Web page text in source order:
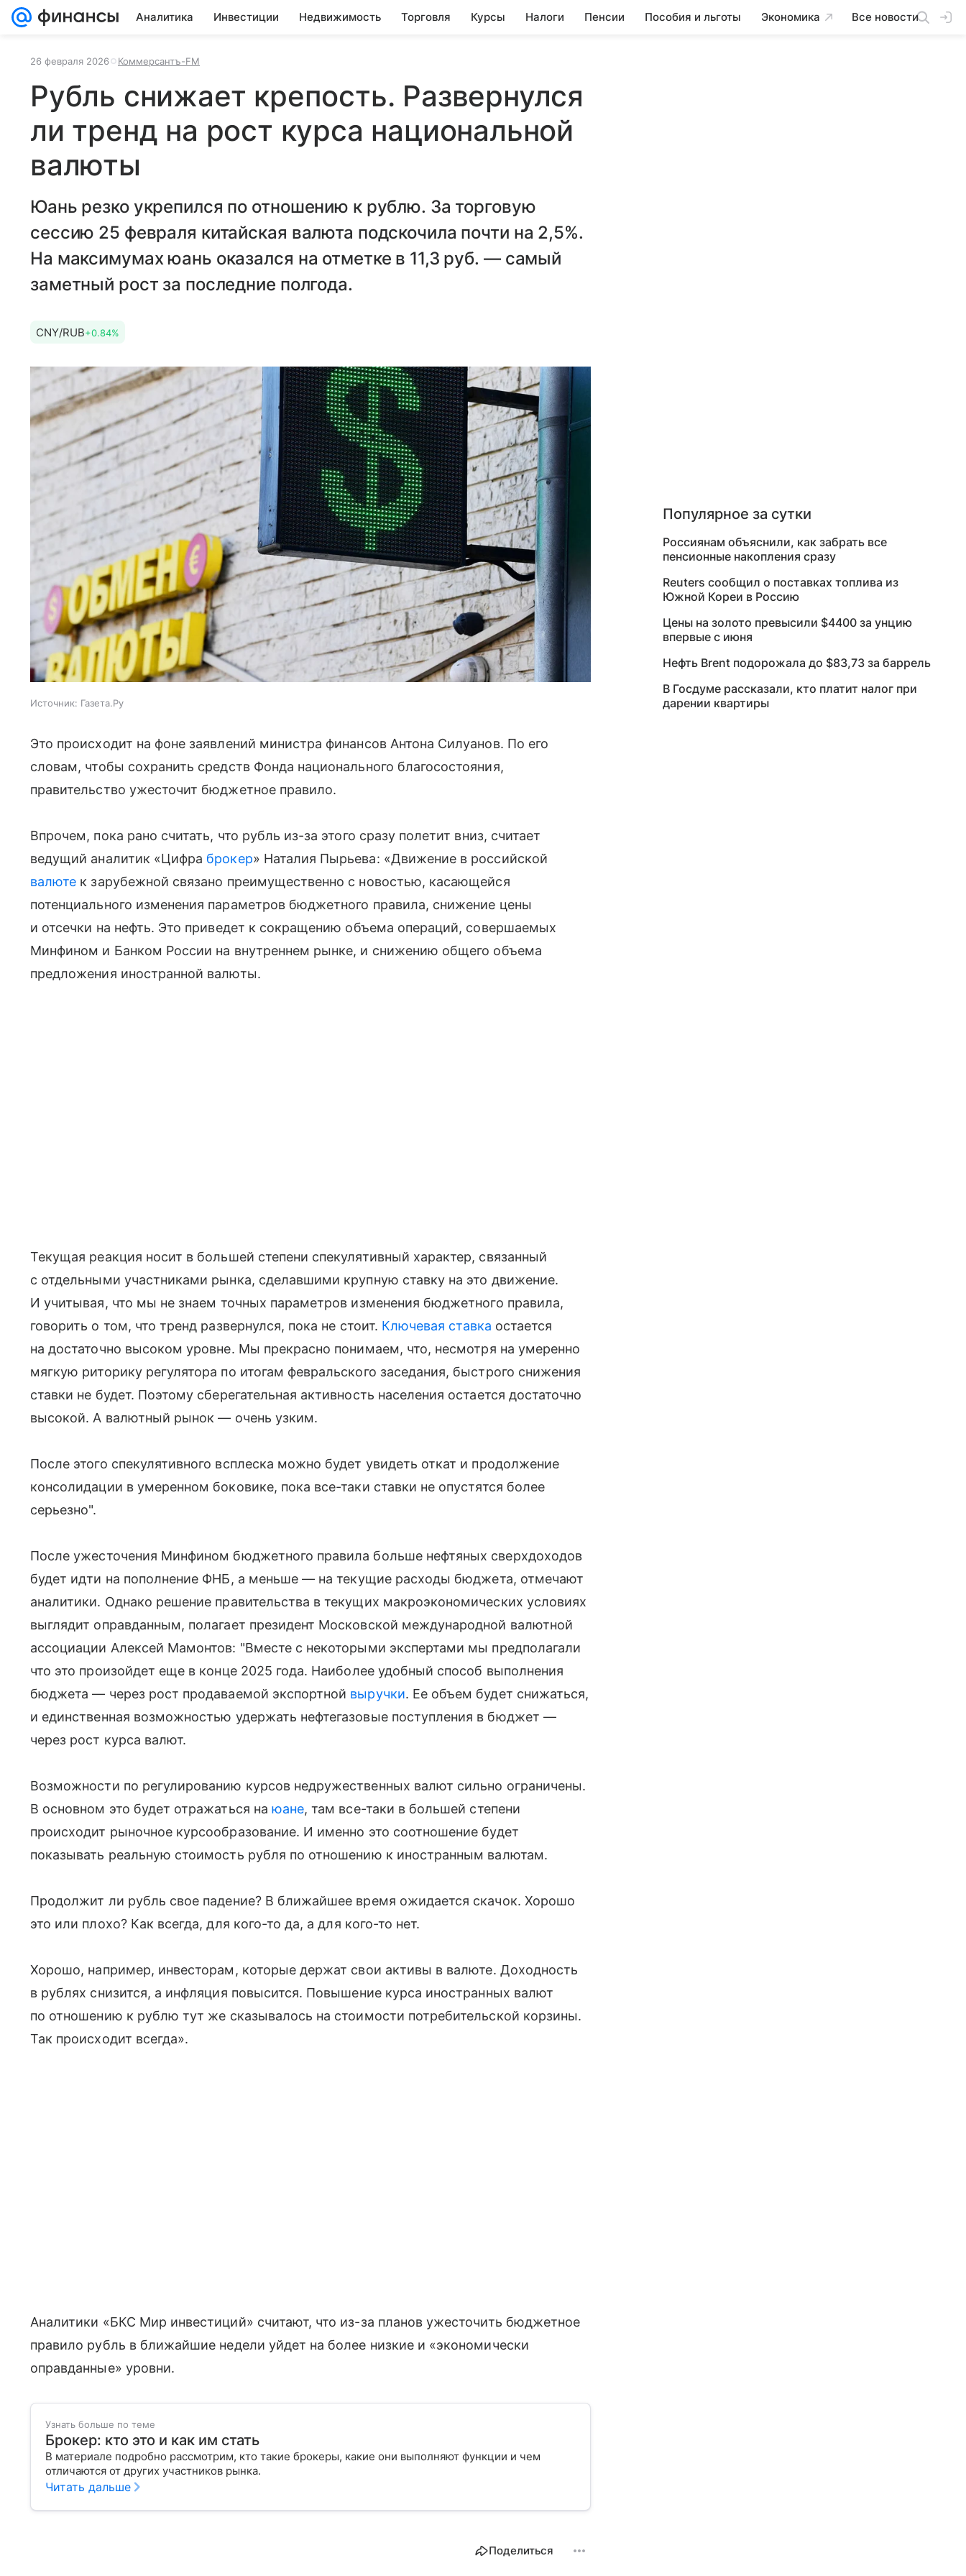
Аналитика Инвестиции Недвижимость Торговля Курсы Налоги Пенсии Пособия и льготы Экономика Все новости
26 февраля 2026 Коммерсантъ-FM
Рубль снижает крепость. Развернулся
ли тренд на рост курса национальной
валюты
Юань резко укрепился по отношению к рублю. За торговую
сессию 25 февраля китайская валюта подскочила почти на 2,5%.
На максимумах юань оказался на отметке в 11,3 руб. — самый
заметный рост за последние полгода.
CNY/RUB+0.84%
Источник: Газета.Ру
Это происходит на фоне заявлений министра финансов Антона Силуанов. По его
словам, чтобы сохранить средств Фонда национального благосостояния,
правительство ужесточит бюджетное правило.
Впрочем, пока рано считать, что рубль из-за этого сразу полетит вниз, считает
ведущий аналитик «Цифра брокер» Наталия Пырьева: «Движение в российской
валюте к зарубежной связано преимущественно с новостью, касающейся
потенциального изменения параметров бюджетного правила, снижение цены
и отсечки на нефть. Это приведет к сокращению объема операций, совершаемых
Минфином и Банком России на внутреннем рынке, и снижению общего объема
предложения иностранной валюты.
Текущая реакция носит в большей степени спекулятивный характер, связанный
с отдельными участниками рынка, сделавшими крупную ставку на это движение.
И учитывая, что мы не знаем точных параметров изменения бюджетного правила,
говорить о том, что тренд развернулся, пока не стоит. Ключевая ставка остается
на достаточно высоком уровне. Мы прекрасно понимаем, что, несмотря на умеренно
мягкую риторику регулятора по итогам февральского заседания, быстрого снижения
ставки не будет. Поэтому сберегательная активность населения остается достаточно
высокой. А валютный рынок — очень узким.
После этого спекулятивного всплеска можно будет увидеть откат и продолжение
консолидации в умеренном боковике, пока все-таки ставки не опустятся более
серьезно".
После ужесточения Минфином бюджетного правила больше нефтяных сверхдоходов
будет идти на пополнение ФНБ, а меньше — на текущие расходы бюджета, отмечают
аналитики. Однако решение правительства в текущих макроэкономических условиях
выглядит оправданным, полагает президент Московской международной валютной
ассоциации Алексей Мамонтов: "Вместе с некоторыми экспертами мы предполагали
что это произойдет еще в конце 2025 года. Наиболее удобный способ выполнения
бюджета — через рост продаваемой экспортной выручки. Ее объем будет снижаться,
и единственная возможностью удержать нефтегазовые поступления в бюджет —
через рост курса валют.
Возможности по регулированию курсов недружественных валют сильно ограничены.
В основном это будет отражаться на юане, там все-таки в большей степени
происходит рыночное курсообразование. И именно это соотношение будет
показывать реальную стоимость рубля по отношению к иностранным валютам.
Продолжит ли рубль свое падение? В ближайшее время ожидается скачок. Хорошо
это или плохо? Как всегда, для кого-то да, а для кого-то нет.
Хорошо, например, инвесторам, которые держат свои активы в валюте. Доходность
в рублях снизится, а инфляция повысится. Повышение курса иностранных валют
по отношению к рублю тут же сказывалось на стоимости потребительской корзины.
Так происходит всегда».
Аналитики «БКС Мир инвестиций» считают, что из-за планов ужесточить бюджетное
правило рубль в ближайшие недели уйдет на более низкие и «экономически
оправданные» уровни.
Узнать больше по теме
Брокер: кто это и как им стать
В материале подробно рассмотрим, кто такие брокеры, какие они выполняют функции и чем
отличаются от других участников рынка.
Читать дальше
Поделиться
Популярное за сутки
Россиянам объяснили, как забрать все
пенсионные накопления сразу
Reuters сообщил о поставках топлива из
Южной Кореи в Россию
Цены на золото превысили $4400 за унцию
впервые с июня
Нефть Brent подорожала до $83,73 за баррель
В Госдуме рассказали, кто платит налог при
дарении квартиры